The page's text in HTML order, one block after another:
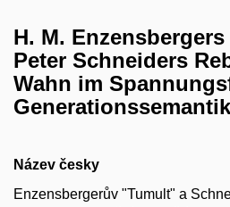
H. M.
Peter Schneiders
Wahn im
Název česky
Enzensbergerův "Tumult" a